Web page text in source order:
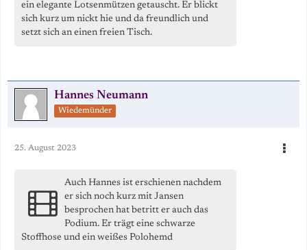
ein elegante Lotsenmützen getauscht. Er blickt
sich kurz um nickt hie und da freundlich und
setzt sich an einen freien Tisch.
Hannes Neumann
Wiedemünder
25. August 2023
Auch Hannes ist erschienen nachdem
er sich noch kurz mit Jansen
besprochen hat betritt er auch das
Podium. Er trägt eine schwarze
Stoffhose und ein weißes Polohemd